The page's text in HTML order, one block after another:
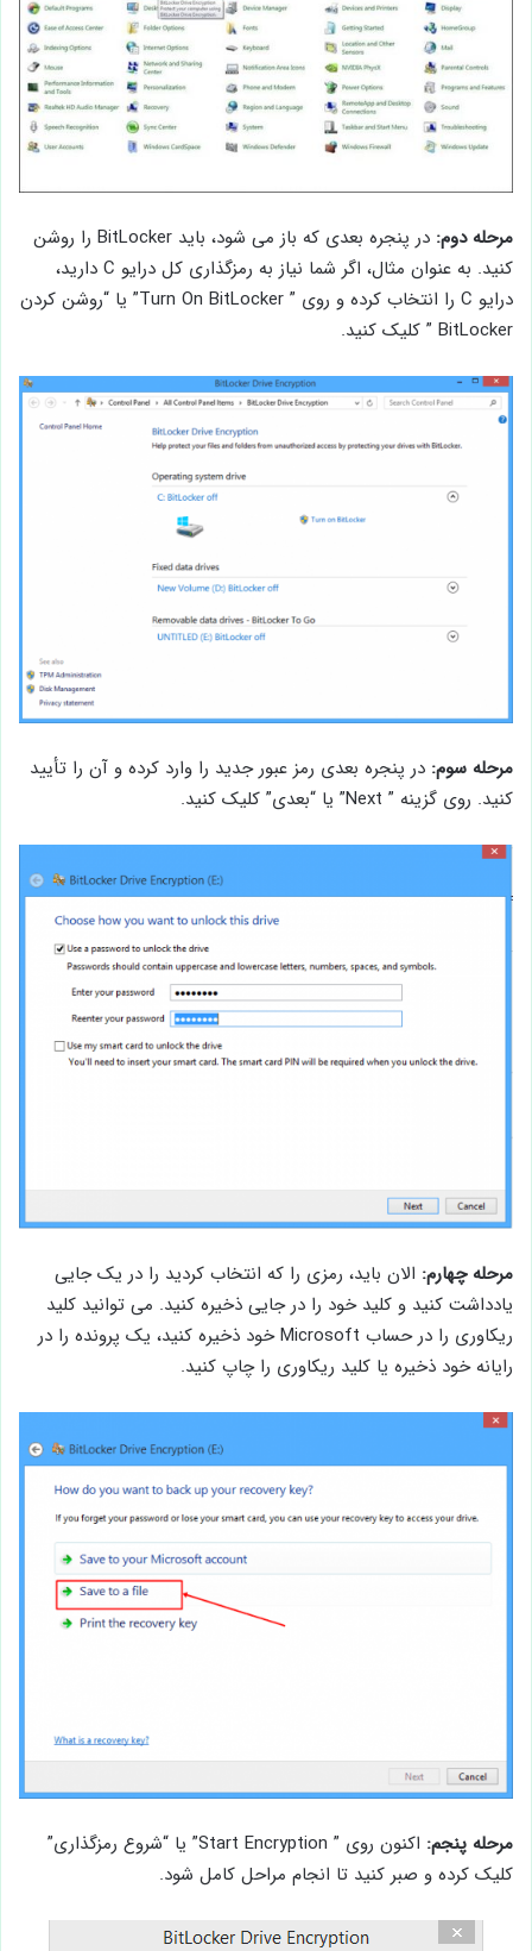
مرحله دوم:
در پنجره بعدی که باز می شود، باید BitLocker را روشن
کنید. به عنوان مثال، اگر شما نیاز به رمزگذاری کل درایو C دارید،
درایو C را انتخاب کرده و روی ” Turn On BitLocker” یا “روشن کردن
BitLocker ” کلیک کنید.
مرحله سوم: در پنجره بعدی رمز عبور جدید را وارد کرده و آن را تأیید
کنید. روی گزینه ” Next” یا “بعدی” کلیک کنید.
مرحله چهارم: الان باید، رمزی را که انتخاب کردید را در یک جایی
یادداشت کنید و کلید خود را در جایی ذخیره کنید. می توانید کلید
ریکاوری را در حساب Microsoft خود ذخیره کنید، یک پرونده را در
رایانه خود ذخیره یا کلید ریکاوری را چاپ کنید.
مرحله پنجم:
اکنون روی ” Start Encryption” یا “شروع رمزگذاری”
کلیک کرده و صبر کنید تا انجام مراحل کامل شود.